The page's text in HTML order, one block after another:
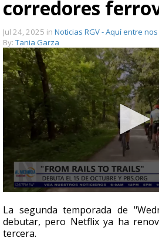
corredores
Jul 24, 2025 in Noticias RGV - Aquí entre nos
By: Tania Garza
seconds
of
1
minute,
La segunda temporada de
debutar, pero Netflix ya ha
tercera.